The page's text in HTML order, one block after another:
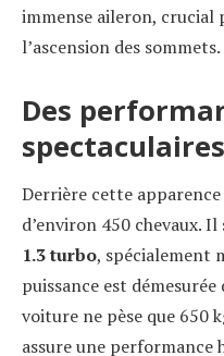
immense aileron, crucial
l’ascension des sommets.
Des
spectaculaires
Derrière cette
d’environ 450 chevaux.
1.3 turbo, spécialement
puissance est
voiture ne pèse que 650
assure une